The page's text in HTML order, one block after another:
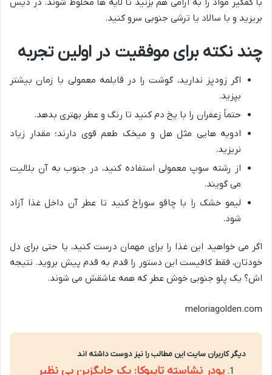
با کفگیر مواد را به آرامی هم بزنید تا لایه ها مخلوط شوند. در دیس
بریزید و با سالاد یا ترشی جنوبی سرو کنید.
چند نکته برای موفقیت در اولین تجربه
اگر زودپز ندارید، گوشت را در قابلمه معمولی با زمان بیشتر
بپزید.
حتماً زعفران را با یخ دم کنید تا رنگ و عطر بهتری بدهد.
ادویه هایی مثل هل و میخک طعم قوی دارند؛ مقدار زیاد
نریزید.
از رشته سوپ معمولی استفاده کنید، در جنوب به آن بلالیت
می گویند.
لیمو خشک را با چاقو سوراخ کنید تا عطر آن داخل غذا آزاد
شود.
اگر می خواهید این غذا را برای مهمان درست کنید، یا حتی برای دل
خودتان، فقط کافیست این دستور را قدم به قدم پیش بروید. نتیجه
اش؟ یک پلو جنوبی خوش عطر که همه عاشقش می شوند.
meloriagolden.com
دیگر کاربران سایت این مطالب را نیز دوست داشته اند
پودر نشاسته تاپیوکا: یک جایگزین بی نظیر